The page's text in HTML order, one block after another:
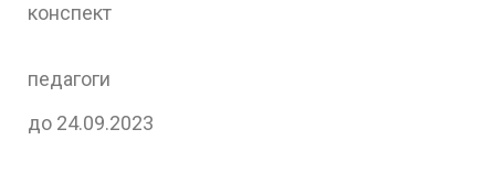
конспект
педагоги
до 24.09.2023